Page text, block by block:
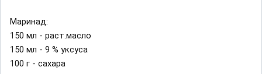
Маринад:
150 мл - раст.масло
150 мл - 9 % уксуса
100 г - сахара